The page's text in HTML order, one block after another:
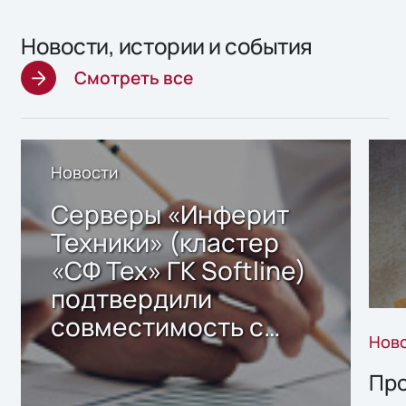
Новости, истории и события
Смотреть все
Новости
Серверы «Инферит
Техники» (кластер
«СФ Тех» ГК Softline)
подтвердили
совместимость с
решением Sharx
Storage 2.x для